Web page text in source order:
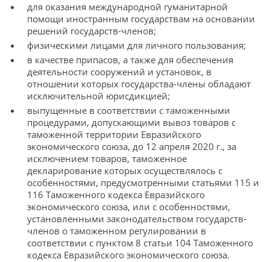
для оказания международной гуманитарной
помощи иностранным государствам на основании
решений государств-членов;
физическими лицами для личного пользования;
в качестве припасов, а также для обеспечения
деятельности сооружений и установок, в
отношении которых государства-члены обладают
исключительной юрисдикцией;
выпущенные в соответствии с таможенными
процедурами, допускающими вывоз товаров с
таможенной территории Евразийского
экономического союза, до 12 апреля 2020 г., за
исключением товаров, таможенное
декларирование которых осуществлялось с
особенностями, предусмотренными статьями 115 и
116 Таможенного кодекса Евразийского
экономического союза, или с особенностями,
установленными законодательством государств-
членов о таможенном регулировании в
соответствии с пунктом 8 статьи 104 Таможенного
кодекса Евразийского экономического союза.